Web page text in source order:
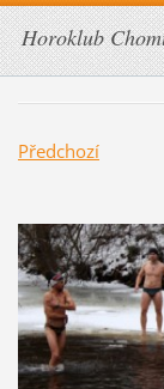
Horoklub
Předchozí